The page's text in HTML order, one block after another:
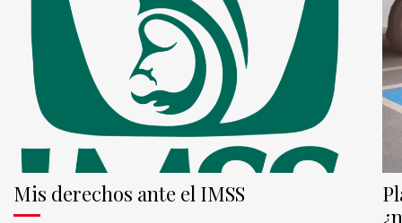
Mis derechos ante el IMSS